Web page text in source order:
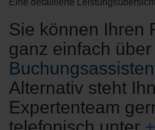
Eine detaillierte
Sie können Ihren
ganz einfach
Alternativ steht
Expertenteam